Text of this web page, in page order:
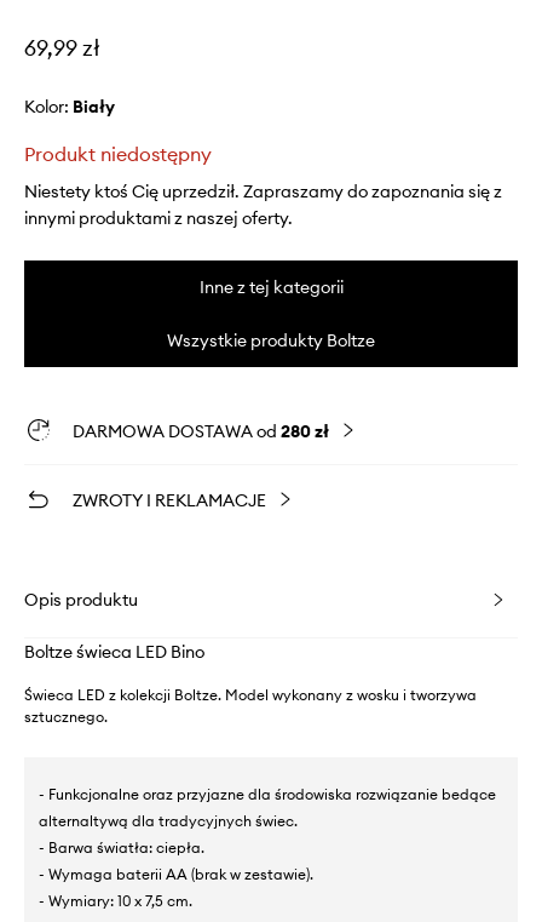
69,99 zł
Kolor: biały
Produkt niedostępny
Niestety ktoś Cię uprzedził. Zapraszamy do zapoznania się z
innymi produktami z naszej oferty.
Inne z tej kategorii
Wszystkie produkty Boltze
DARMOWA DOSTAWA od 280 zł
ZWROTY I REKLAMACJE
Opis produktu
Boltze świeca LED Bino
Świeca LED z kolekcji Boltze. Model wykonany z wosku i tworzywa
sztucznego.
- Funkcjonalne oraz przyjazne dla środowiska rozwiązanie bedące
alternaltywą dla tradycyjnych świec.
- Barwa światła: ciepła.
- Wymaga baterii AA (brak w zestawie).
- Wymiary: 10 x 7,5 cm.